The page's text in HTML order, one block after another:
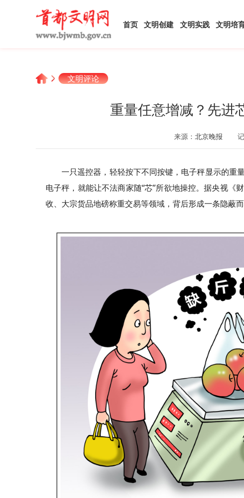
首页 文明创建 文明实践 文明培
文明评论
重量任意增减？先进
来源： 北京晚报
一只遥控器，轻轻按下不同按键，电子秤显示的重
电子秤，就能让不法商家随“芯”所欲地操控。据央视《
收、大宗货品地磅称重交易等领域，背后形成一条隐蔽而